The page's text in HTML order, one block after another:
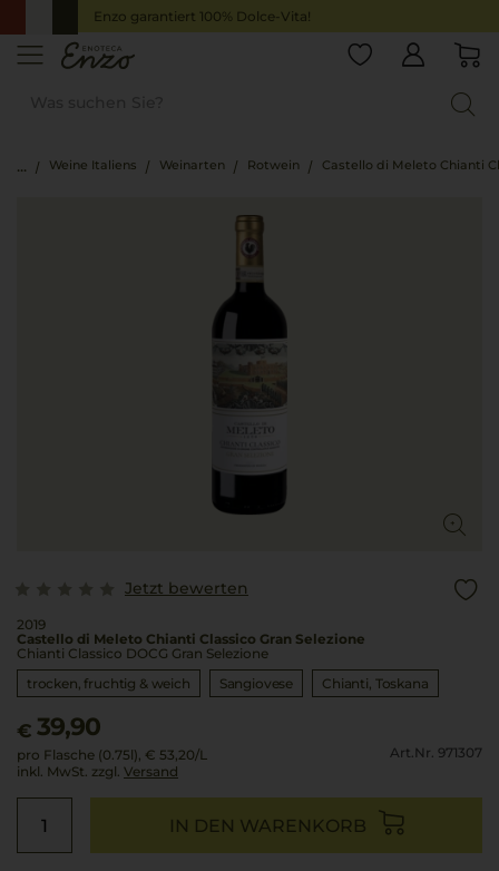
Enzo garantiert 100% Dolce-Vita!
Weine Italiens Weinarten Rotwein Castello di Meleto Chianti
Jetzt bewerten
2019
Castello di Meleto Chianti Classico Gran Selezione
Chianti Classico DOCG Gran Selezione
trocken, fruchtig & weich
Sangiovese Chianti Toskana
€ 39,90
pro Flasche (0.75l), € 53,20/L
inkl. MwSt. zzgl. Versand
Art.Nr. 971307
IN DEN WARENKORB